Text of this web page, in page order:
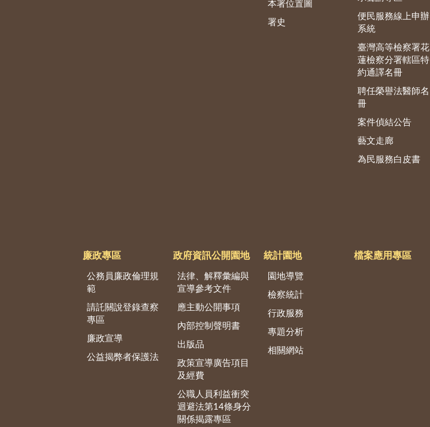
本署位置圖
署史
便民服務線上申辦
系統
臺灣高等檢察署花
蓮檢察分署轄區特
約通譯名冊
聘任榮譽法醫師名
冊
案件偵結公告
藝文走廊
為民服務白皮書
廉政專區
公務員廉政倫理規
範
請託關說登錄查察
專區
廉政宣導
公益揭弊者保護法
政府資訊公開園地
法律、解釋彙編與
宣導參考文件
應主動公開事項
內部控制聲明書
出版品
政策宣導廣告項目
及經費
公職人員利益衝突
迴避法第14條身分
關係揭露專區
統計園地
園地導覽
檢察統計
行政服務
專題分析
相關網站
檔案應用專區